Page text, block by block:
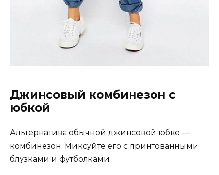
Джинсовый комбинезон с
юбкой
Альтернатива обычной джинсовой юбке —
комбинезон. Миксуйте его с принтованными
блузками и футболками.